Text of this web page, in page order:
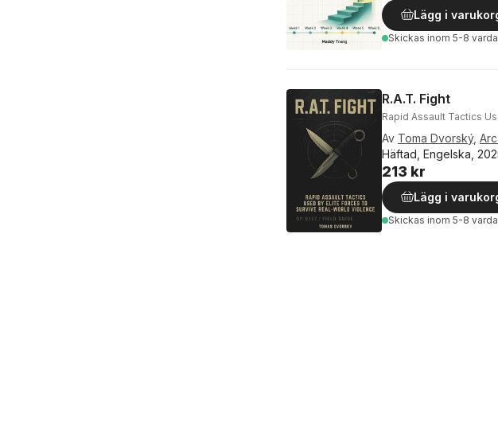
Lägg i
Skickas inom 5-8
R.A.T. Fight
Rapid Assault Tactics
Av Toma Dvorský,
Häftad, Engelska,
213 kr
Lägg i
Skickas inom 5-8